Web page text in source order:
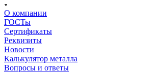
О компании
ГОСТы
Сертификаты
Реквизиты
Новости
Калькулятор металла
Вопросы и ответы